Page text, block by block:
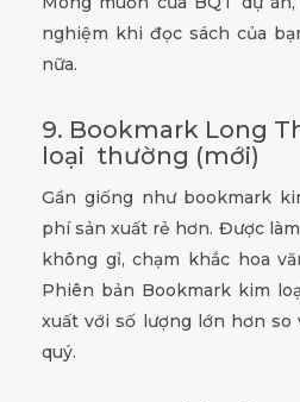
nghiệm khi đọc sách của
nữa.
9. Bookmark Long
loại thường (mới)
Gần giống như bookmark
phí sản xuất rẻ hơn. Được
không gỉ, chạm khắc hoa
Phiên bản Bookmark kim
xuất với số lượng lớn hơn so
quý.